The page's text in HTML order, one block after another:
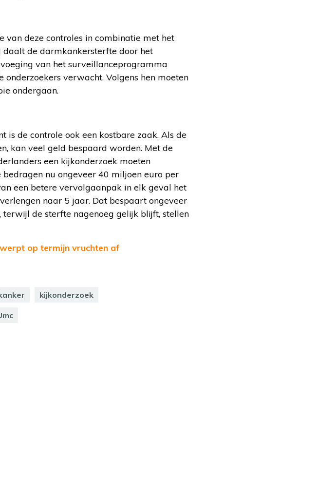
van deze controles in combinatie met het
de darmkankersterfte door het
van het surveillanceprogramma
verwacht. Volgens hen moeten
ondergaan.
is de controle ook een kostbare zaak. Als de
kan veel geld bespaard worden. Met de
een kijkonderzoek moeten
nu ongeveer 40 miljoen euro per
een betere vervolgaanpak in elk geval het
naar 5 jaar. Dat bespaart ongeveer
de sterfte nagenoeg gelijk blijft, stellen
op termijn vruchten af
kijkonderzoek